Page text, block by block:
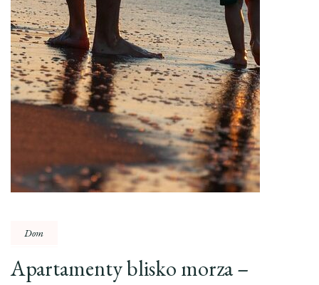
Dom
Apartamenty blisko morza –